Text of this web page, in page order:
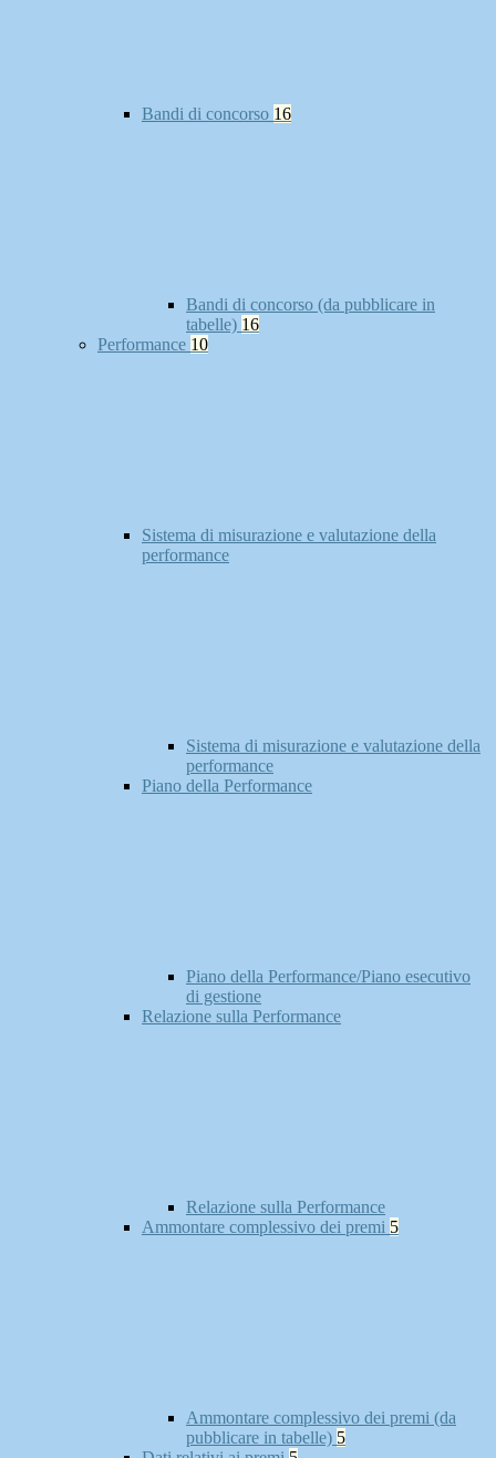
Bandi di concorso 16
Bandi di concorso (da pubblicare in
tabelle) 16
Performance 10
Sistema di misurazione e valutazione della
performance
Sistema di misurazione e valutazione della
performance
Piano della Performance
Piano della Performance/Piano esecutivo
di gestione
Relazione sulla Performance
Relazione sulla Performance
Ammontare complessivo dei premi 5
Ammontare complessivo dei premi (da
pubblicare in tabelle) 5